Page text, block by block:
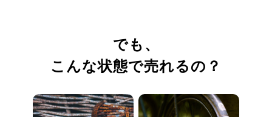
でも、
こんな状態で売れるの？